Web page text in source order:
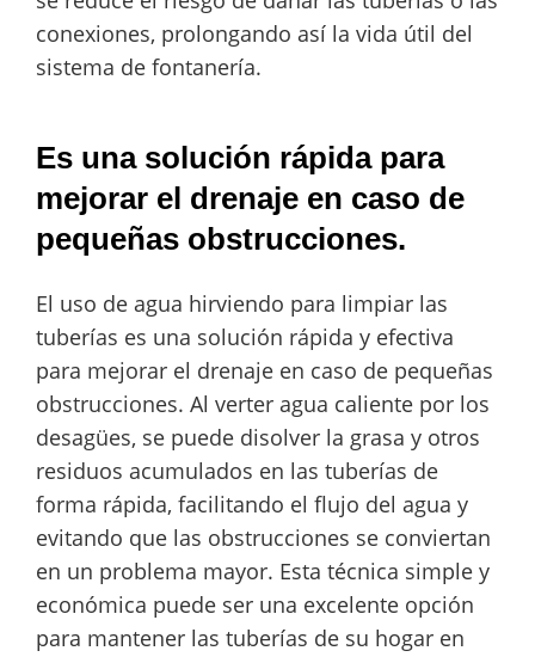
conexiones, prolongando así la vida útil del
sistema de fontanería.
Es una solución rápida para
mejorar el drenaje en caso de
pequeñas obstrucciones.
El uso de agua hirviendo para limpiar las
tuberías es una solución rápida y efectiva
para mejorar el drenaje en caso de pequeñas
obstrucciones. Al verter agua caliente por los
desagües, se puede disolver la grasa y otros
residuos acumulados en las tuberías de
forma rápida, facilitando el flujo del agua y
evitando que las obstrucciones se conviertan
en un problema mayor. Esta técnica simple y
económica puede ser una excelente opción
para mantener las tuberías de su hogar en